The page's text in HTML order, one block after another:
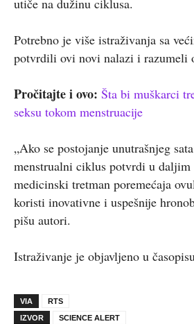
utiče na dužinu ciklusa.
Potrebno je više istraživanja sa
potvrdili ovi novi nalazi i razumeli
Pročitajte i ovo: Šta bi muškarci
seksu tokom menstruacije
„Ako se postojanje unutrašnjeg
menstrualni ciklus potvrdi u daljim
medicinski tretman poremećaja
koristi inovativne i uspešnije
pišu autori.
Istraživanje je objavljeno u
VIA
RTS
IZVOR
SCIENCE ALERT